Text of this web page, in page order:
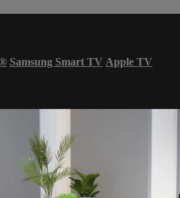
Samsung Smart TV Apple TV